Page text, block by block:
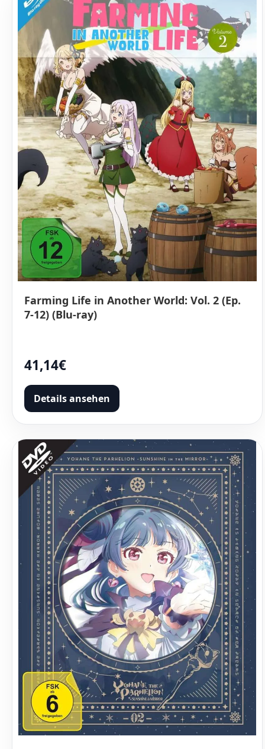
Farming Life in Another World: Vol. 2 (Ep.
7-12) (Blu-ray)
41,14€
Details ansehen